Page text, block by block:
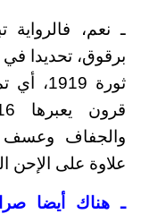
ـ نعم، فالرواية
والجفاف وعسف
علاوة على الإحن
ـ هناك أيضا